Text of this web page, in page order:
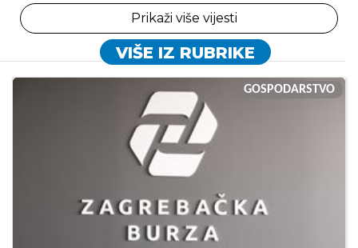
Prikaži više vijesti
VIŠE IZ RUBRIKE
GOSPODARSTVO